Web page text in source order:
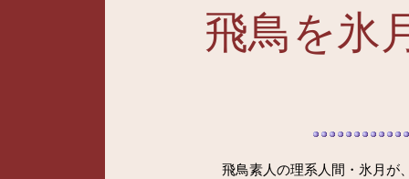
飛鳥を氷
飛鳥素人の理系人間・氷月が